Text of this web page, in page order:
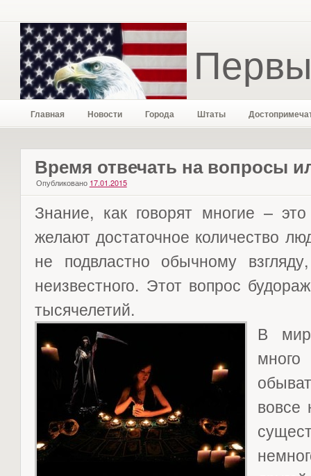
Главная Новости Города Штаты
Время отвечать на вопросы
Опубликовано 17.01.2015
Знание, как говорят многие –
желают достаточное количество
не подвластно обычному
неизвестного. Этот вопрос
тысячелетий.
В
вовсе